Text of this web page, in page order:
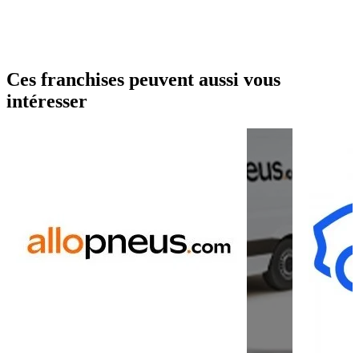
Ces franchises peuvent aussi vous
intéresser